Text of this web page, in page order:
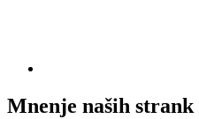
Mnenje naših strank